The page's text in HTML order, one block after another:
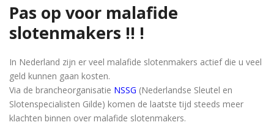
Pas op voor malafide
slotenmakers !! !
In Nederland zijn er veel malafide slotenmakers actief die u veel
geld kunnen gaan kosten.
Via de brancheorganisatie NSSG (Nederlandse Sleutel en
Slotenspecialisten Gilde) komen de laatste tijd steeds meer
klachten binnen over malafide slotenmakers.